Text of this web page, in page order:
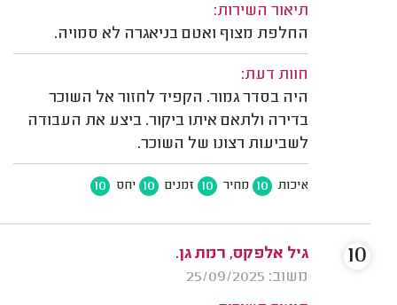
תיאור השירות:
החלפת מצוף ואטם בניאגרה לא סמויה.
חוות דעת:
היה בסדר גמור. הקפיד לחזור אל השוכר
בדירה ולתאם איתו ביקור. ביצע את העבודה
לשביעות רצונו של השוכר.
איכות 10 מחיר 10 זמנים 10 יחס 10
גיל אלפקס, רמת גן.
משוב: 25/09/2025
10